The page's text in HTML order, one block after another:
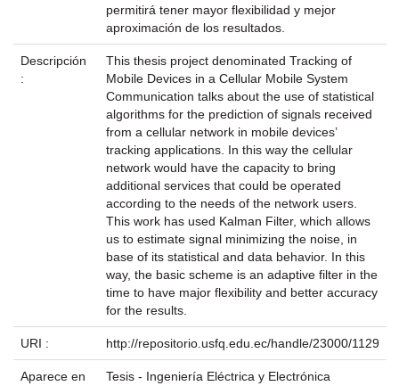
permitirá tener mayor flexibilidad y mejor
aproximación de los resultados.
Descripción
:
This thesis project denominated Tracking of
Mobile Devices in a Cellular Mobile System
Communication talks about the use of statistical
algorithms for the prediction of signals received
from a cellular network in mobile devices’
tracking applications. In this way the cellular
network would have the capacity to bring
additional services that could be operated
according to the needs of the network users.
This work has used Kalman Filter, which allows
us to estimate signal minimizing the noise, in
base of its statistical and data behavior. In this
way, the basic scheme is an adaptive filter in the
time to have major flexibility and better accuracy
for the results.
URI : http://repositorio.usfq.edu.ec/handle/23000/1129
Aparece en
Tesis - Ingeniería Eléctrica y Electrónica